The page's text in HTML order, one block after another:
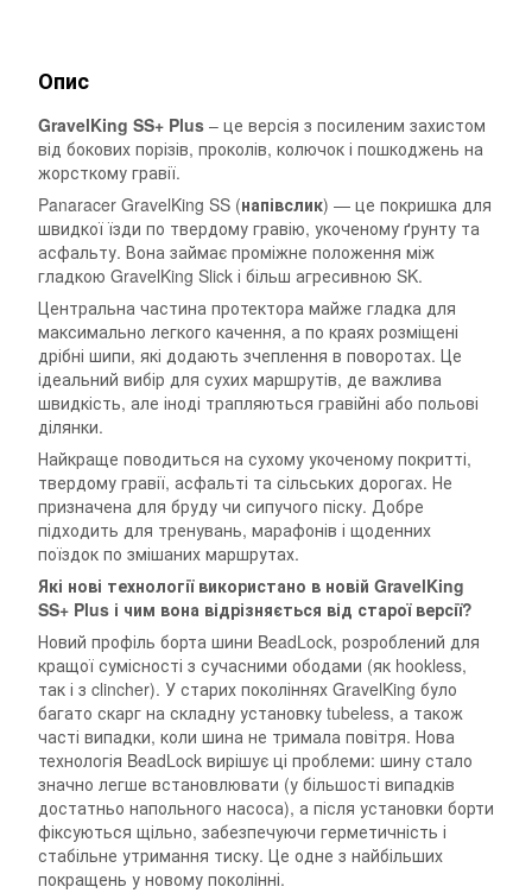
Опис
GravelKing SS+ Plus – це версія з посиленим захистом
від бокових порізів, проколів, колючок і пошкоджень на
жорсткому гравії.
Panaracer GravelKing SS (напівслик) — це покришка для
швидкої їзди по твердому гравію, укоченому ґрунту та
асфальту. Вона займає проміжне положення між
гладкою GravelKing Slick і більш агресивною SK.
Центральна частина протектора майже гладка для
максимально легкого качення, а по краях розміщені
дрібні шипи, які додають зчеплення в поворотах. Це
ідеальний вибір для сухих маршрутів, де важлива
швидкість, але іноді трапляються гравійні або польові
ділянки.
Найкраще поводиться на сухому укоченому покритті,
твердому гравії, асфальті та сільських дорогах. Не
призначена для бруду чи сипучого піску. Добре
підходить для тренувань, марафонів і щоденних
поїздок по змішаних маршрутах.
Які нові технології використано в новій GravelKing
SS+ Plus і чим вона відрізняється від старої версії?
Новий профіль борта шини BeadLock, розроблений для
кращої сумісності з сучасними ободами (як hookless,
так і з clincher). У старих поколіннях GravelKing було
багато скарг на складну установку tubeless, а також
часті випадки, коли шина не тримала повітря. Нова
технологія BeadLock вирішує ці проблеми: шину стало
значно легше встановлювати (у більшості випадків
достатньо напольного насоса), а після установки борти
фіксуються щільно, забезпечуючи герметичність і
стабільне утримання тиску. Це одне з найбільших
покращень у новому поколінні.